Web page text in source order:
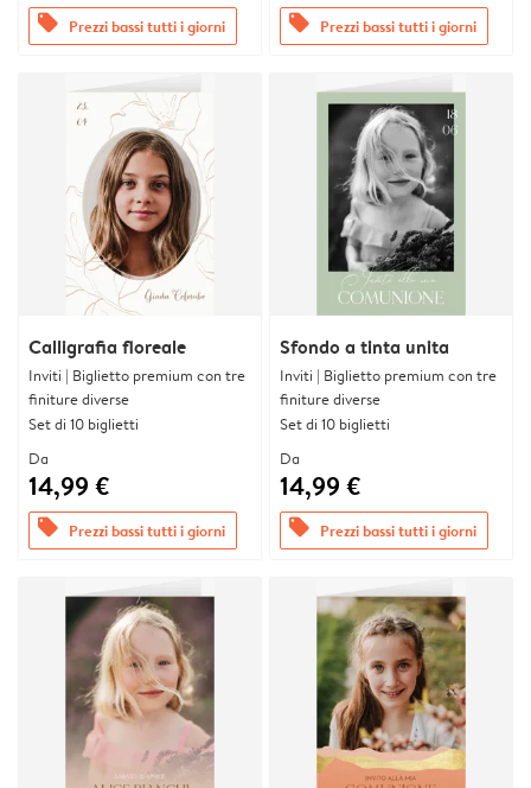
offers Prezzi bassi tutti i giorni offers Prezzi bassi tutti i giorni
Calligrafia floreale
Inviti | Biglietto premium con tre
finiture diverse
Set di 10 biglietti
Da
14,99 €
offers Prezzi bassi tutti i giorni
Sfondo a tinta unita
Inviti | Biglietto premium con tre
finiture diverse
Set di 10 biglietti
Da
14,99 €
offers Prezzi bassi tutti i giorni